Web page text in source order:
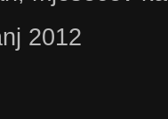
2012